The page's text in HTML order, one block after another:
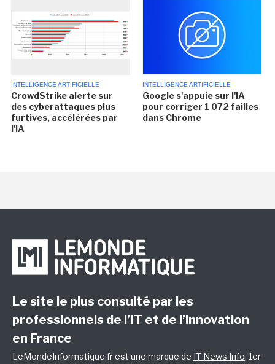
INTELLIGENCE ARTIFICIELLE
CrowdStrike alerte sur
des cyberattaques plus
furtives, accélérées par
l'IA
INTELLIGENCE ARTIFICIELLE
Google s'appuie sur l'IA
pour corriger 1 072 failles
dans Chrome
Le site le plus consulté par les
professionnels de l’IT et de l’innovation
en France
LeMondeInformatique.fr est une marque de IT News Info, 1er